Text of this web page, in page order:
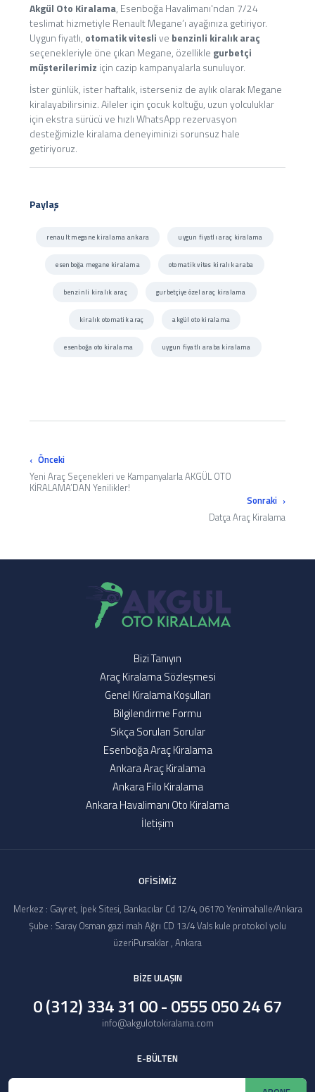
Akgül Oto Kiralama, Esenboğa Havalimanı'ndan 7/24
teslimat hizmetiyle Renault Megane’ı ayağınıza getiriyor.
Uygun fiyatlı, otomatik viteslive benzinli kiralık araç
seçenekleriyle öne çıkan Megane, özellikle gurbetçi
müşterilerimiz için cazip kampanyalarla sunuluyor.
İster günlük, ister haftalık, isterseniz de aylık olarak Megane
kiralayabilirsiniz. Aileler için çocuk koltuğu, uzun yolculuklar
için ekstra sürücü ve hızlı WhatsApp rezervasyon
desteğimizle kiralama deneyiminizi sorunsuz hale
getiriyoruz.
Paylaş
renault megane kiralama ankara uygun fiyatlı araç kiralama
esenboğa megane kiralama otomatik vites kiralık araba
benzinli kiralık araç gurbetçiye özel araç kiralama
kiralık otomatik araç akgül oto kiralama
esenboğa oto kiralama uygun fiyatlı araba kiralama
Önceki
Yeni Araç Seçenekleri ve Kampanyalarla AKGÜL OTO
KİRALAMA’DAN Yenilikler!
Sonraki
Datça Araç Kiralama
Bizi Tanıyın
Araç Kiralama Sözleşmesi
Genel Kiralama Koşulları
Bilgilendirme Formu
Sıkça Sorulan Sorular
Esenboğa Araç Kiralama
Ankara Araç Kiralama
Ankara Filo Kiralama
Ankara Havalimanı Oto Kiralama
İletişim
OFİSİMİZ
Merkez : Gayret, İpek Sitesi, Bankacılar Cd 12/4, 06170 Yenimahalle/Ankara
Şube : Saray Osman gazi mah Ağrı CD 13/4 Vals kule protokol yolu
üzeriPursaklar , Ankara
BİZE ULAŞIN
0 (312) 334 31 00 - 0555 050 24 67
info@akgulotokiralama.com
E-BÜLTEN